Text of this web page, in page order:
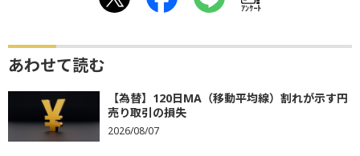
ｱﾝｹｰﾄ
あわせて読む
【為替】120日MA（移動平均線）割れが示す円
売り取引の損失
2026/08/07